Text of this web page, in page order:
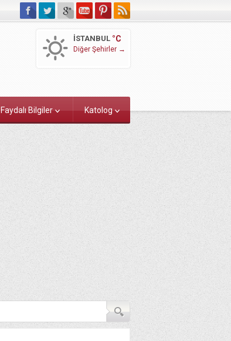
İSTANBUL °C
Diğer Şehirler →
Faydalı Bilgiler Katolog